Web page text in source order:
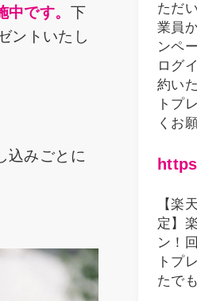
です。 下
ントいたし
込みごとに
ただ
業員
ンペ
ログ
約い
トプ
くお
【楽
定】
ン！
トプ
たで